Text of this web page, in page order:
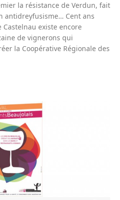
la résistance de Verdun, fait
antidreyfusisme… Cent ans
existe encore
de vignerons qui
la Coopérative Régionale des